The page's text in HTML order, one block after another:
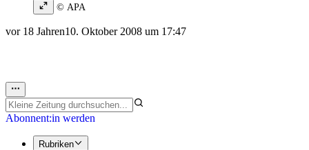
© APA
vor 18 Jahren10. Oktober 2008 um 17:47
Abonnent:in werden
Rubriken